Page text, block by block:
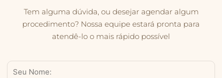
Tem alguma dúvida, ou desejar agendar algum
procedimento? Nossa equipe estará pronta para
atendê-lo o mais rápido possível
Nome